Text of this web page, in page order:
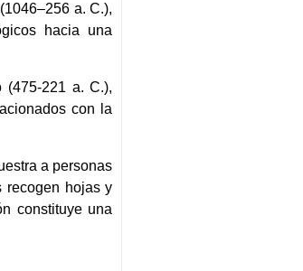
a. C.),
hacia una
(475-221 a. C.),
con la
a personas
recogen hojas y
constituye una